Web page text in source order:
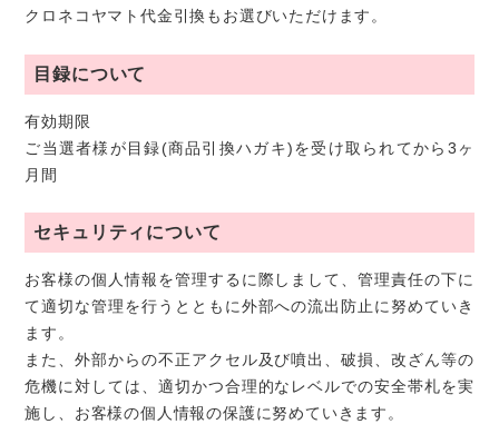
クロネコヤマト代金引換もお選びいただけます。
目録について
有効期限
ご当選者様が目録(商品引換ハガキ)を受け取られてから3ヶ
月間
セキュリティについて
お客様の個人情報を管理するに際しまして、管理責任の下に
て適切な管理を行うとともに外部への流出防止に努めていき
ます。
また、外部からの不正アクセル及び噴出、破損、改ざん等の
危機に対しては、適切かつ合理的なレベルでの安全帯札を実
施し、お客様の個人情報の保護に努めていきます。